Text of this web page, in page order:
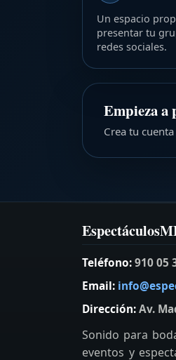
Un espacio
presentar tu
redes sociales.
Empieza a
Crea tu
Teléfono:910 05
Email:
Dirección:Av.
Sonido para
eventos y